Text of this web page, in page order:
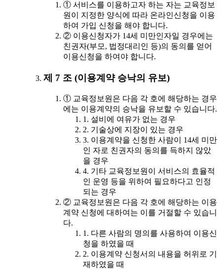
① 서비스를 이용하고자 하는 자는 교육정보
원이 지정한 양식에 따라 온라인신청을 이용
하여 가입 신청을 해야 합니다.
② 이용신청자가 14세 미만인자일 경우에는
친권자(부모, 법정대리인 등)의 동의를 얻어
이용신청을 하여야 합니다.
제 7 조 (이용계약 승낙의 유보)
① 교육정보원은 다음 각 호에 해당하는 경우
에는 이용계약의 승낙을 유보할 수 있습니다.
1. 설비에 여유가 없는 경우
2. 기술상에 지장이 있는 경우
3. 이용계약을 신청한 사람이 14세 미만
인 자로 친권자의 동의를 득하지 않았
을 경우
4. 기타 교육정보원이 서비스의 효율적
인 운영 등을 위하여 필요하다고 인정
되는 경우
② 교육정보원은 다음 각 호에 해당하는 이용
계약 신청에 대하여는 이를 거절할 수 있습니
다.
1. 다른 사람의 명의를 사용하여 이용신
청을 하였을 때
2. 이용계약 신청서의 내용을 허위로 기
재하였을 때